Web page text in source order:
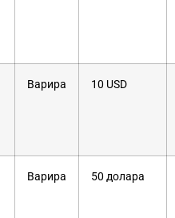
Варира 10 USD
Варира 50 долара